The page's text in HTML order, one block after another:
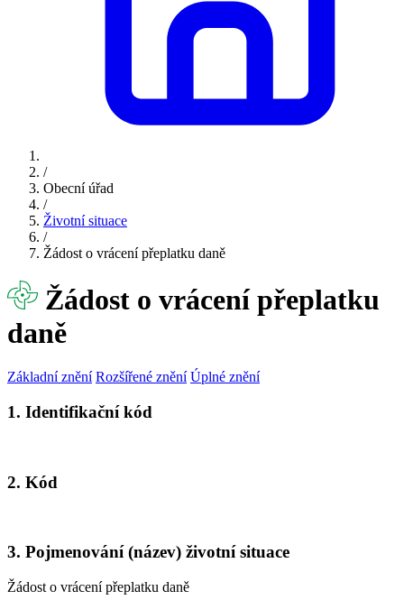
/
Obecní úřad
/
Životní situace
/
Žádost o vrácení přeplatku daně
Žádost o vrácení přeplatku
daně
Základní znění Rozšířené znění Úplné znění
1. Identifikační kód
2. Kód
3. Pojmenování (název) životní situace
Žádost o vrácení přeplatku daně